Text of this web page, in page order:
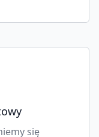
się